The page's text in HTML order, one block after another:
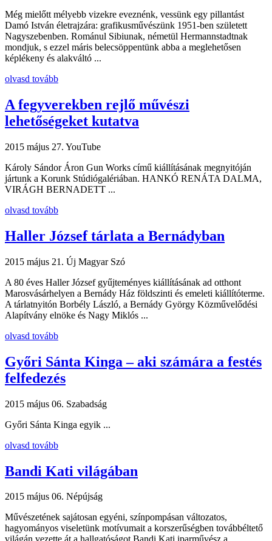
Még mielőtt mélyebb vizekre eveznénk, vessünk egy pillantást
Damó István életrajzára: grafikusművészünk 1951-ben született
Nagyszebenben. Románul Sibiunak, németül Hermannstadtnak
mondjuk, s ezzel máris belecsöppentünk abba a meglehetősen
képlékeny és alakváltó ...
olvasd tovább
A fegyverekben rejlő művészi
lehetőségeket kutatva
2015 május 27. YouTube
Károly Sándor Áron Gun Works című kiállításának megnyitóján
jártunk a Korunk Stúdiógalériában. HANKÓ RENÁTA DALMA,
VIRÁGH BERNADETT ...
olvasd tovább
Haller József tárlata a Bernádyban
2015 május 21. Új Magyar Szó
A 80 éves Haller József gyűjteményes kiállításának ad otthont
Marosvásárhelyen a Bernády Ház földszinti és emeleti kiállítóterme.
A tárlatnyitón Borbély László, a Bernády György Közművelődési
Alapítvány elnöke és Nagy Miklós ...
olvasd tovább
Győri Sánta Kinga – aki számára a festés
felfedezés
2015 május 06. Szabadság
Győri Sánta Kinga egyik ...
olvasd tovább
Bandi Kati világában
2015 május 06. Népújság
Művészetének sajátosan egyéni, színpompásan változatos,
hagyományos viseletünk motívumait a korszerűségben továbbéltető